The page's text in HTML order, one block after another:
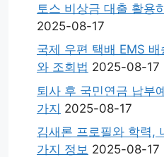
토스 비상금 대출 활용
2025-08-17
국제 우편 택배 EMS 배
와 조회법 2025-08-17
퇴사 후 국민연금 납부
가지 2025-08-17
김새론 프로필와 학력,
가지 정보 2025-08-17